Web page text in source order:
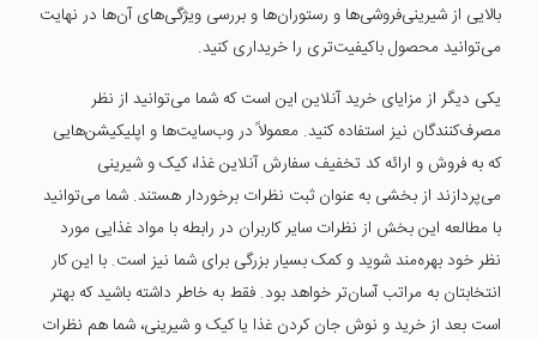
بالایی از شیرینی‌فروشی‌ها و رستوران‌ها و بررسی ویژگی‌های آن‌ها در نهایت
می‌توانید محصول باکیفیت‌تری را خریداری کنید.
یکی دیگر از مزایای خرید آنلاین این است که شما می‌توانید از نظر
مصرف‌کنندگان نیز استفاده کنید. معمولاً در وب‌سایت‌ها و اپلیکیشن‌هایی
که به فروش و ارائه کد تخفیف سفارش آنلاین غذا، کیک و شیرینی
می‌پردازند از بخشی به عنوان ثبت نظرات برخوردار هستند. شما می‌توانید
با مطالعه این بخش از نظرات سایر کاربران در رابطه با مواد غذایی مورد
نظر خود بهره‌مند شوید و کمک بسیار بزرگی برای شما نیز است. با این کار
انتخابتان به مراتب آسان‌تر خواهد بود. فقط به خاطر داشته باشید که بهتر
است بعد از خرید و نوش جان کردن غذا یا کیک و شیرینی، شما هم نظرات